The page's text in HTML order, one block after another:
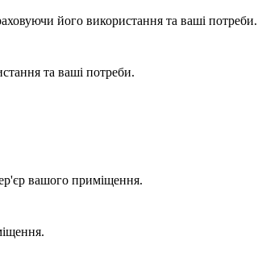
його використання та ваші потреби.
та ваші потреби.
вашого приміщення.